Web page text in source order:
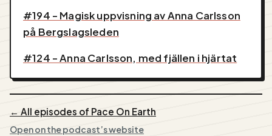
#194 - Magisk uppvisning av Anna Carlsson
på Bergslagsleden
#124 - Anna Carlsson, med fjällen i hjärtat
← All episodes of Pace On Earth
Open on the podcast’s website